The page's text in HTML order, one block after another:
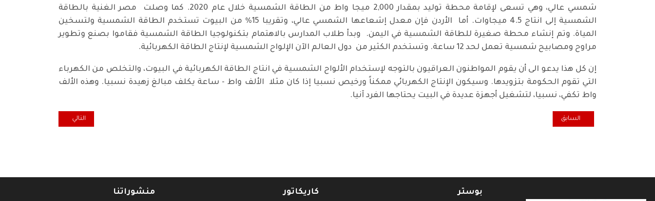
شمسي عالي، وهي تسعى لإقامة محطة توليد بمقدار 2,000 ميجا واط من الطاقة الشمسية خلال عام 2020. كما وصلت مصر الغنية بالطاقة
الشمسية إلى انتاج 4.5 ميجاوات. أما الأردن فإن معدل إشعاعها الشمسي عالي، وتقريبا 15% من البيوت تستخدم الطاقة الشمسية ولتسخين
المياة. وتم إنشاء محطة صغيرة للطاقة الشمسية في اليمن. وبدأ طلاب المدارس بالاهتمام بتكنولوجيا الطاقة الشمسية فقاموا بصنع وتطوير
مراوح ومصابيح شمسية تعمل لحد 12 ساعة. وتستخدم الكثير من دول العالم الآن الإلواح الشمسية لإنتاج الطاقة الكهربائية.
إن كل هذا يدعو الى أن يقوم المواطنون العراقيون بالتوجه لإستخدام الألواح الشمسية في انتاج الطاقة الكهربائية في البيوت، والتخلص من الكهرباء
التي تقوم الحكومة بتزويدها. وسيكون الإنتاج الكهربائي ممكناً ورخيص نسبيا إذا كان مثلا الألف واط - ساعة يكلف مبالغ زهيدة نسبيا. وهذه الألف
واط تكفي، نسبيا، لتشغيل أجهزة عديدة في البيت يحتاجها الفرد آنيا.
المقال السابق: قراءة للتقرير السياسي الصادر عن اجتماع ل.م المنعقد في 4ــ7 حزيران 2020
السابق المقال التالي: معالجة
التالي
بوستر
كاريكاتور
منشوراتنا